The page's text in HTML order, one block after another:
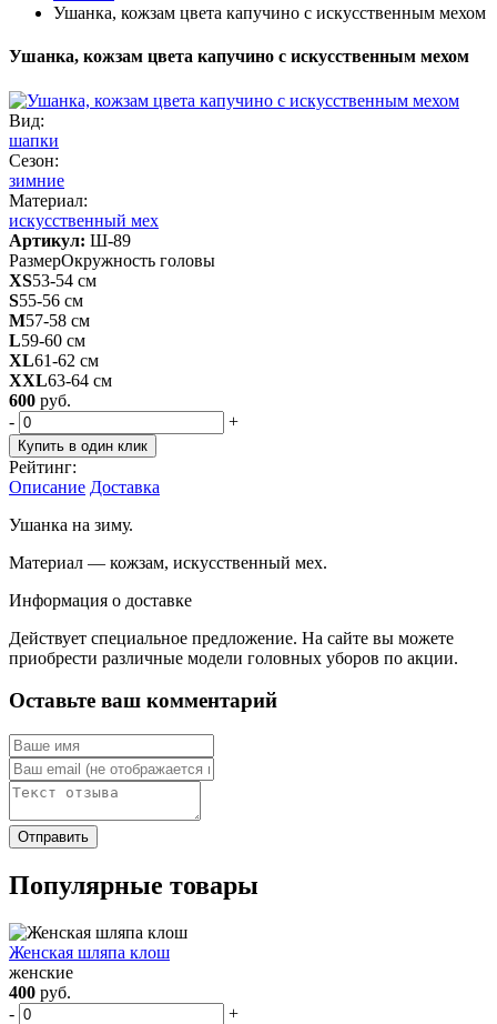
Ушанка, кожзам цвета капучино с искусственным мехом
Ушанка, кожзам цвета капучино с искусственным мехом
Вид:
шапки
Сезон:
зимние
Материал:
искусственный мех
Артикул: Ш-89
РазмерОкружность головы
XS53-54 см
S55-56 см
M57-58 см
L59-60 см
XL61-62 см
XXL63-64 см
600 руб.
-
+
Купить в один клик
Рейтинг:
Описание Доставка
Ушанка на зиму.
Материал — кожзам, искусственный мех.
Информация о доставке
Действует специальное предложение. На сайте вы можете
приобрести различные модели головных уборов по акции.
Оставьте ваш комментарий
Популярные товары
Женская шляпа клош
женские
400 руб.
-
+